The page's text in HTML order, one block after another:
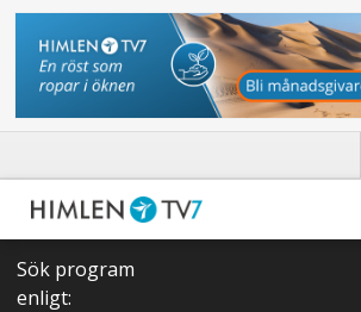
Sök program
enligt: